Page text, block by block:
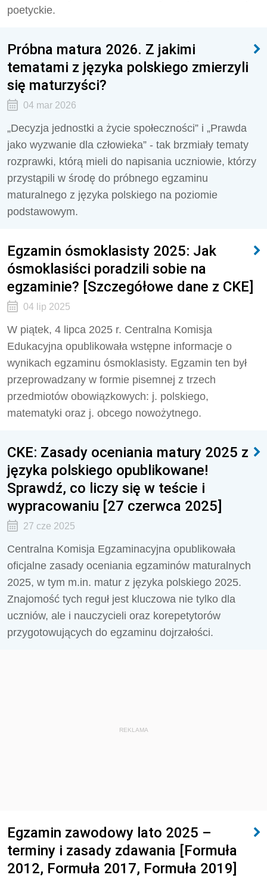
poetyckie.
Próbna matura 2026. Z jakimi
tematami z języka polskiego zmierzyli
się maturzyści?
04 mar 2026
„Decyzja jednostki a życie społeczności” i „Prawda
jako wyzwanie dla człowieka” - tak brzmiały tematy
rozprawki, którą mieli do napisania uczniowie, którzy
przystąpili w środę do próbnego egzaminu
maturalnego z języka polskiego na poziomie
podstawowym.
Egzamin ósmoklasisty 2025: Jak
ósmoklasiści poradzili sobie na
egzaminie? [Szczegółowe dane z CKE]
04 lip 2025
W piątek, 4 lipca 2025 r. Centralna Komisja
Edukacyjna opublikowała wstępne informacje o
wynikach egzaminu ósmoklasisty. Egzamin ten był
przeprowadzany w formie pisemnej z trzech
przedmiotów obowiązkowych: j. polskiego,
matematyki oraz j. obcego nowożytnego.
CKE: Zasady oceniania matury 2025 z
języka polskiego opublikowane!
Sprawdź, co liczy się w teście i
wypracowaniu [27 czerwca 2025]
27 cze 2025
Centralna Komisja Egzaminacyjna opublikowała
oficjalne zasady oceniania egzaminów maturalnych
2025, w tym m.in. matur z języka polskiego 2025.
Znajomość tych reguł jest kluczowa nie tylko dla
uczniów, ale i nauczycieli oraz korepetytorów
przygotowujących do egzaminu dojrzałości.
REKLAMA
Egzamin zawodowy lato 2025 –
terminy i zasady zdawania [Formuła
2012, Formuła 2017, Formuła 2019]